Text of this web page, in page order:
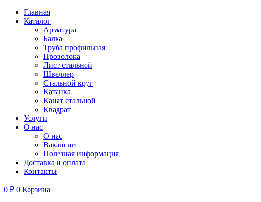
Главная
Каталог
Арматура
Балка
Труба профильная
Проволока
Лист стальной
Швеллер
Стальной круг
Катанка
Канат стальной
Квадрат
Услуги
О нас
О нас
Вакансии
Полезная информация
Доставка и оплата
Контакты
0 ₽ 0 Корзина